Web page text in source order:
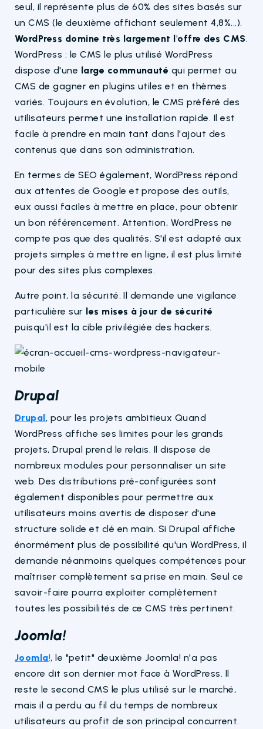
seul, il représente plus de 60% des sites basés sur
un CMS (le deuxième affichant seulement 4,8%...).
WordPress domine très largement l'offre des CMS.
WordPress : le CMS le plus utilisé WordPress
dispose d'une large communauté qui permet au
CMS de gagner en plugins utiles et en thèmes
variés. Toujours en évolution, le CMS préféré des
utilisateurs permet une installation rapide. Il est
facile à prendre en main tant dans l'ajout des
contenus que dans son administration.
En termes de SEO également, WordPress répond
aux attentes de Google et propose des outils,
eux aussi faciles à mettre en place, pour obtenir
un bon référencement. Attention, WordPress ne
compte pas que des qualités. S'il est adapté aux
projets simples à mettre en ligne, il est plus limité
pour des sites plus complexes.
Autre point, la sécurité. Il demande une vigilance
particulière sur les mises à jour de sécurité
puisqu'il est la cible privilégiée des hackers.
Drupal
Drupal, pour les projets ambitieux Quand
WordPress affiche ses limites pour les grands
projets, Drupal prend le relais. Il dispose de
nombreux modules pour personnaliser un site
web. Des distributions pré-configurées sont
également disponibles pour permettre aux
utilisateurs moins avertis de disposer d'une
structure solide et clé en main. Si Drupal affiche
énormément plus de possibilité qu'un WordPress, il
demande néanmoins quelques compétences pour
maîtriser complètement sa prise en main. Seul ce
savoir-faire pourra exploiter complètement
toutes les possibilités de ce CMS très pertinent.
Joomla!
Joomla!, le "petit" deuxième Joomla! n'a pas
encore dit son dernier mot face à WordPress. Il
reste le second CMS le plus utilisé sur le marché,
mais il a perdu au fil du temps de nombreux
utilisateurs au profit de son principal concurrent.